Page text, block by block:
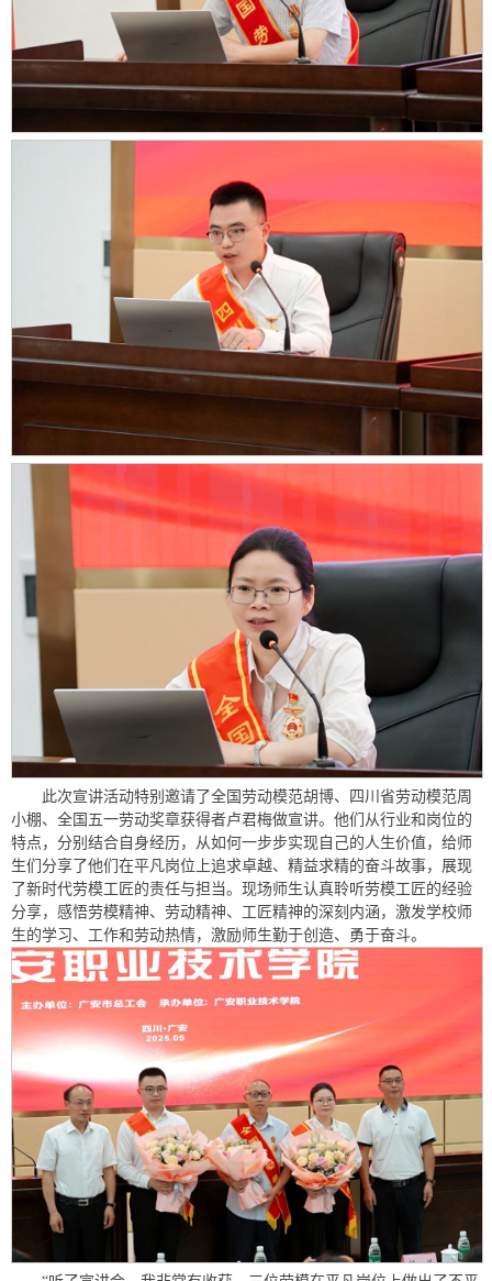
此次宣讲活动特别邀请了全国劳动模范胡博、四川省劳动模范周
小棚、全国五一劳动奖章获得者卢君梅做宣讲。他们从行业和岗位的
特点，分别结合自身经历，从如何一步步实现自己的人生价值，给师
生们分享了他们在平凡岗位上追求卓越、精益求精的奋斗故事，展现
了新时代劳模工匠的责任与担当。现场师生认真聆听劳模工匠的经验
分享，感悟劳模精神、劳动精神、工匠精神的深刻内涵，激发学校师
生的学习、工作和劳动热情，激励师生勤于创造、勇于奋斗。